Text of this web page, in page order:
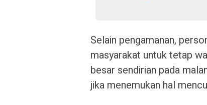
Selain pengamanan,
masyarakat untuk tetap
besar sendirian pada
jika menemukan hal